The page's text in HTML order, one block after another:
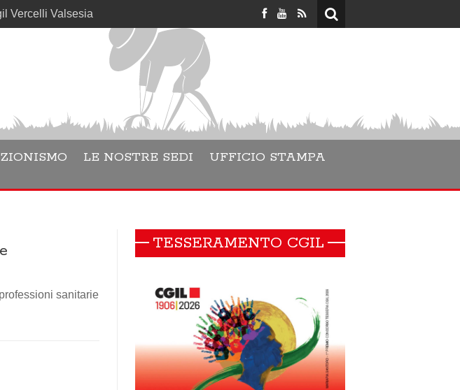
Valsesia
LE NOSTRE SEDI
UFFICIO STAMPA
sanitarie
TESSERAMENTO CGIL